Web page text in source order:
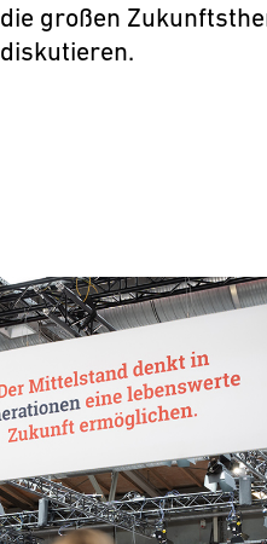
die großen
diskutieren.